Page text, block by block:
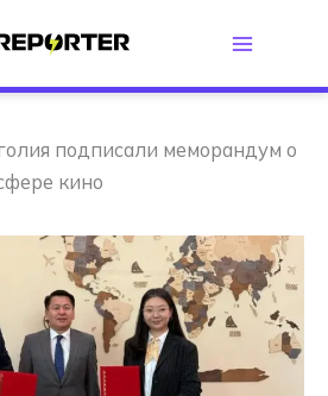
подписали меморандум о
кино